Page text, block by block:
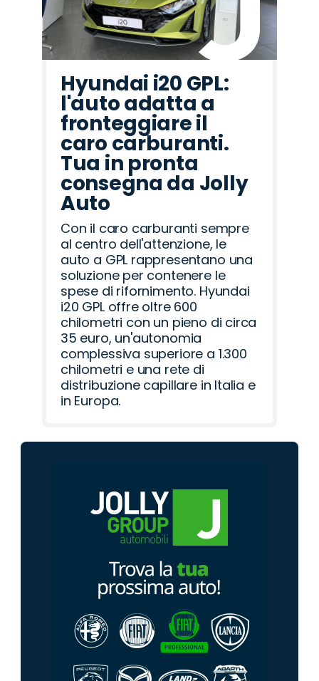
Hyundai i20 GPL:
l'auto adatta a
fronteggiare il
caro carburanti.
Tua in pronta
consegna da Jolly
Auto
Con il caro carburanti sempre
al centro dell'attenzione, le
auto a GPL rappresentano una
soluzione per contenere le
spese di rifornimento. Hyundai
i20 GPL offre oltre 600
chilometri con un pieno di circa
35 euro, un'autonomia
complessiva superiore a 1.300
chilometri e una rete di
distribuzione capillare in Italia e
in Europa.